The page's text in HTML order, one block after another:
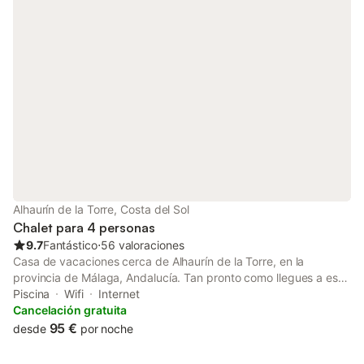
Alhaurín de la Torre, Costa del Sol
Chalet para 4 personas
9.7Fantástico⋅56 valoraciones
Casa de vacaciones cerca de Alhaurín de la Torre, en la
provincia de Málaga, Andalucía. Tan pronto como llegues a esta
preciosa casa de vacaciones, encontrarás un ambiente
moderno y luminoso para que puedas disfrutar de un descanso
bien merecido. Esta casa, recientemente renovada y decorada
Piscina Wifi
Internet
Cancelación gratuita
desde 95 € por noche